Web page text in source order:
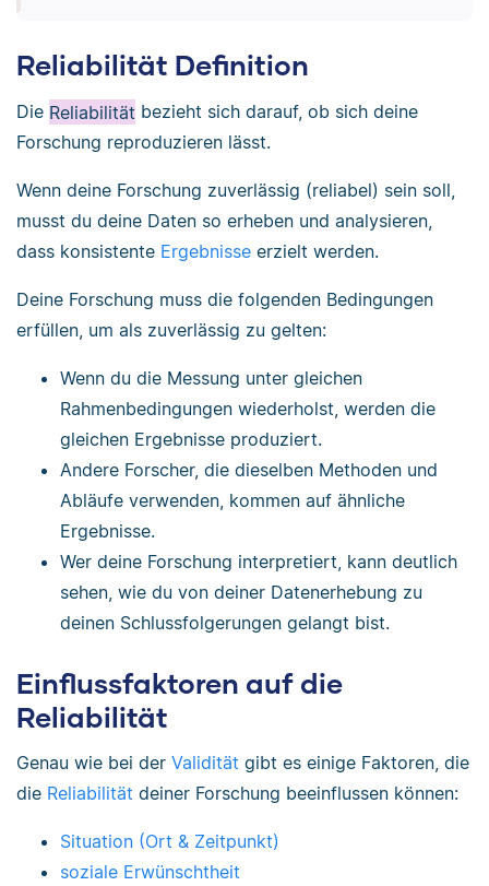
Reliabilität Definition
Die Reliabilität bezieht sich darauf, ob sich deine
Forschung reproduzieren lässt.
Wenn deine Forschung zuverlässig (reliabel) sein soll,
musst du deine Daten so erheben und analysieren,
dass konsistente Ergebnisse erzielt werden.
Deine Forschung muss die folgenden Bedingungen
erfüllen, um als zuverlässig zu gelten:
Wenn du die Messung unter gleichen
Rahmenbedingungen wiederholst, werden die
gleichen Ergebnisse produziert.
Andere Forscher, die dieselben Methoden und
Abläufe verwenden, kommen auf ähnliche
Ergebnisse.
Wer deine Forschung interpretiert, kann deutlich
sehen, wie du von deiner Datenerhebung zu
deinen Schlussfolgerungen gelangt bist.
Einflussfaktoren auf die
Reliabilität
Genau wie bei der Validität gibt es einige Faktoren, die
die Reliabilität deiner Forschung beeinflussen können:
Situation (Ort & Zeitpunkt)
soziale Erwünschtheit